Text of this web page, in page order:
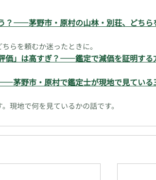
？——茅野市・原村の山林・別荘、どちら
らを頼むか迷ったときに。
価」は高すぎ？——鑑定で減価を証明する
茅野市・原村で鑑定士が現地で見ている
現地で何を見ているかの話です。